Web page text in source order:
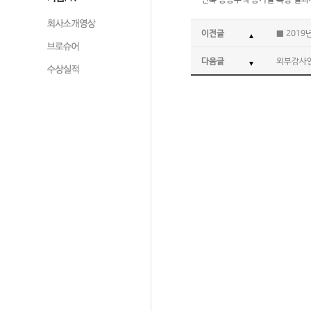
이전글 ■ 2019
다음글 외부감사